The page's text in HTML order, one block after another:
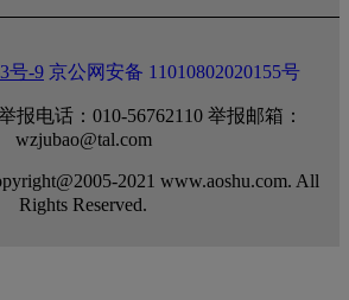
号-9 京公网安备 11010802020155号
报电话：010-56762110 举报邮箱：
wzjubao@tal.com
2021 www.aoshu.com. All
Rights Reserved.